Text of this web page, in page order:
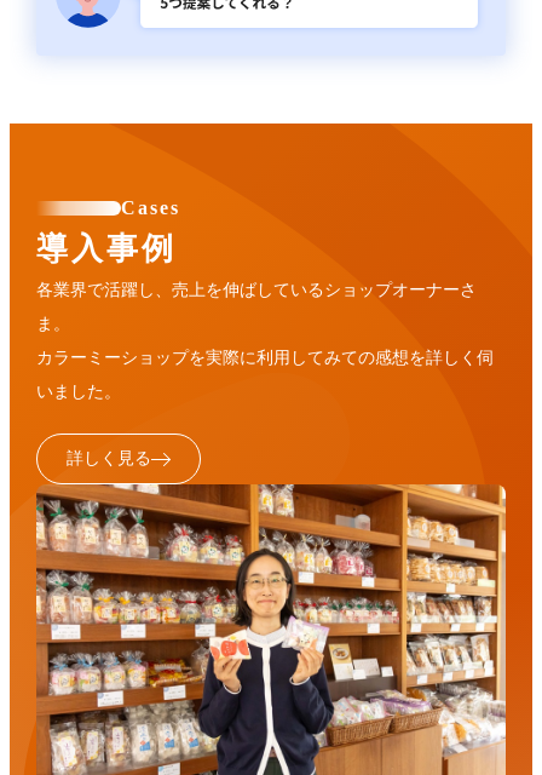
Cases
導入事例
各業界で活躍し、売上を伸ばしているショップオーナーさ
ま。
カラーミーショップを実際に利用してみての感想を詳しく伺
いました。
詳しく見る